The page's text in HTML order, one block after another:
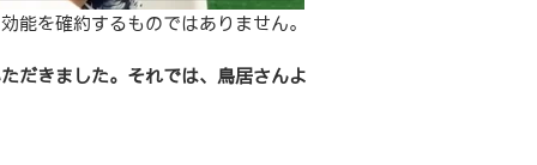
能を確約するものではありません。
だきました。それでは、鳥居さんよ